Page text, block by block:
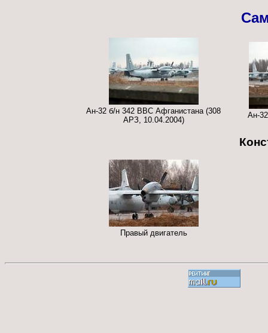
Ан-32 б/н 342 ВВС Афганистана (308
АРЗ, 10.04.2004)
Ан-
Правый двигатель